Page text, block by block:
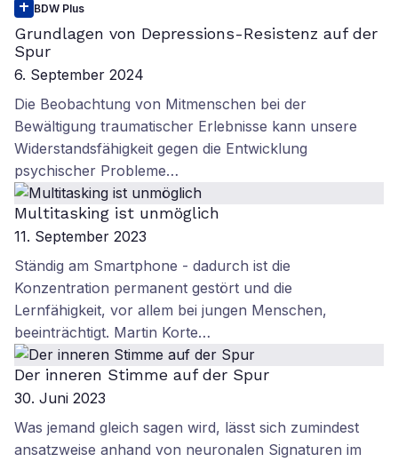
BDW Plus
Grundlagen von Depressions-Resistenz auf der
Spur
6. September 2024
Die Beobachtung von Mitmenschen bei der
Bewältigung traumatischer Erlebnisse kann unsere
Widerstandsfähigkeit gegen die Entwicklung
psychischer Probleme…
Multitasking ist unmöglich
11. September 2023
Ständig am Smartphone - dadurch ist die
Konzentration permanent gestört und die
Lernfähigkeit, vor allem bei jungen Menschen,
beeinträchtigt. Martin Korte…
Der inneren Stimme auf der Spur
30. Juni 2023
Was jemand gleich sagen wird, lässt sich zumindest
ansatzweise anhand von neuronalen Signaturen im